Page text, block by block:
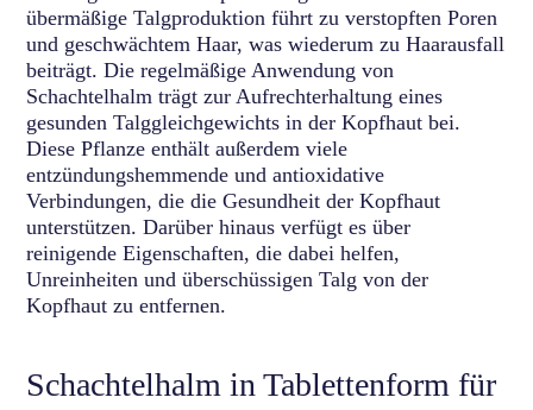
übermäßige Talgproduktion führt zu verstopften Poren
und geschwächtem Haar, was wiederum zu Haarausfall
beiträgt. Die regelmäßige Anwendung von
Schachtelhalm trägt zur Aufrechterhaltung eines
gesunden Talggleichgewichts in der Kopfhaut bei.
Diese Pflanze enthält außerdem viele
entzündungshemmende und antioxidative
Verbindungen, die die Gesundheit der Kopfhaut
unterstützen. Darüber hinaus verfügt es über
reinigende Eigenschaften, die dabei helfen,
Unreinheiten und überschüssigen Talg von der
Kopfhaut zu entfernen.
Schachtelhalm in Tablettenform für